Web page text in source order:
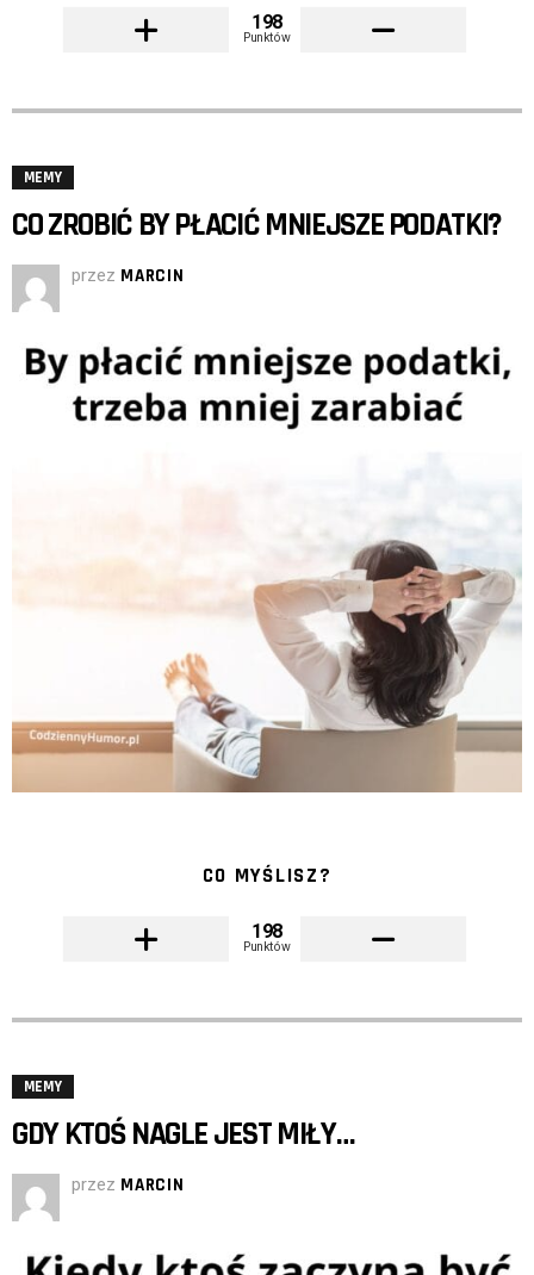
198
Punktów
MEMY
CO ZROBIĆ BY PŁACIĆ MNIEJSZE PODATKI?
przez MARCIN
CO MYŚLISZ?
198
Punktów
MEMY
GDY KTOŚ NAGLE JEST MIŁY…
przez MARCIN